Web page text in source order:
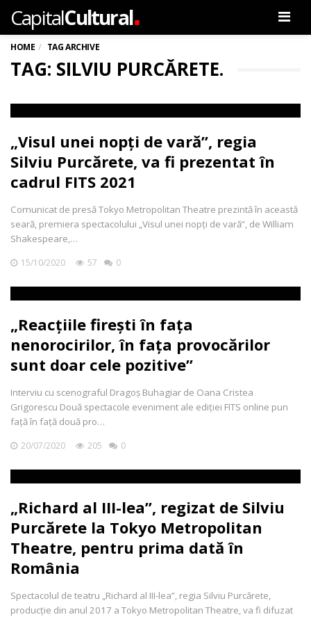
CapitalCultural
HOME TAG ARCHIVE
TAG: SILVIU PURCĂRETE.
„Visul unei nopți de vară”, regia
Silviu Purcărete, va fi prezentat în
cadrul FITS 2021
Comunicat de presă Tokyo Metropolitan Theatre prezintă în această
seară, premiera spectacolului „Visul unei nopți de vară”, de William
Shakespeare,…
15/10/2020 57 0
„Reacțiile firești în fața
nenorocirilor, în fața provocărilor
sunt doar cele pozitive”
Interviu cu scenograful Dragoș Buhagiar de Oana Cristea
Grigorescu Două spectacole eveniment ale ediției FITS online pun
față în față două pro…
20/07/2020 205 0
„Richard al III-lea”, regizat de Silviu
Purcărete la Tokyo Metropolitan
Theatre, pentru prima dată în
România
Spectacolul de teatru „Richard al III-lea”, regia Silviu Purcărete,
producție din anul 2017 a Tokyo Metropolitan Theatre, va fi difuzat